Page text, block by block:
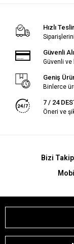
Hızlı
Güvenli
Güvenli
Geniş
Binlerce
7 / 24
Öneri ve
Bizi